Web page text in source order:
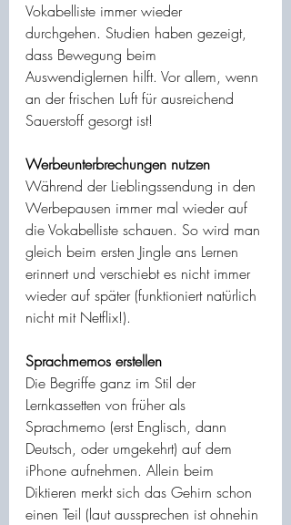
Vokabelliste immer wieder
durchgehen. Studien haben gezeigt,
dass Bewegung beim
Auswendiglernen hilft. Vor allem, wenn
an der frischen Luft für ausreichend
Sauerstoff gesorgt ist!
Werbeunterbrechungen nutzen
Während der Lieblingssendung in den
Werbepausen immer mal wieder auf
die Vokabelliste schauen. So wird man
gleich beim ersten Jingle ans Lernen
erinnert und verschiebt es nicht immer
wieder auf später (funktioniert natürlich
nicht mit Netflix!).
Sprachmemos erstellen
Die Begriffe ganz im Stil der
Lernkassetten von früher als
Sprachmemo (erst Englisch, dann
Deutsch, oder umgekehrt) auf dem
iPhone aufnehmen. Allein beim
Diktieren merkt sich das Gehirn schon
einen Teil (laut aussprechen ist ohnehin